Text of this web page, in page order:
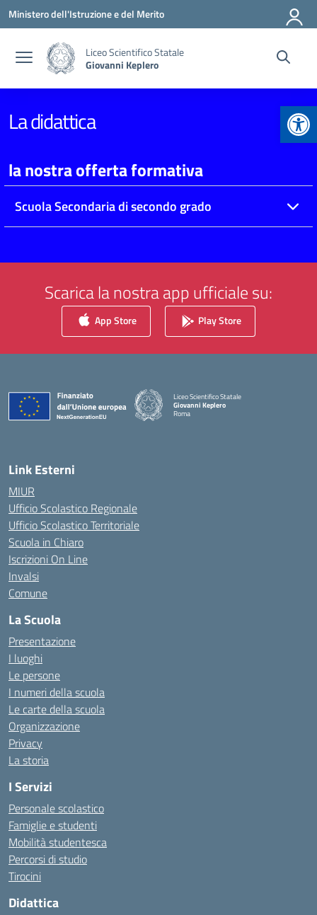
Vai ai contenuti
Vai al menu di navigazione
Vai al footer
Ministero dell'Istruzione e del Merito
Liceo Scientifico Statale
Giovanni Keplero
La didattica
la nostra offerta formativa
Scuola Secondaria di secondo grado
Scarica la nostra app ufficiale su:
App Store Play Store
Liceo Scientifico Statale
Giovanni Keplero
Roma
Link Esterni
MIUR
Ufficio Scolastico Regionale
Ufficio Scolastico Territoriale
Scuola in Chiaro
Iscrizioni On Line
Invalsi
Comune
La Scuola
Presentazione
I luoghi
Le persone
I numeri della scuola
Le carte della scuola
Organizzazione
Privacy
La storia
I Servizi
Personale scolastico
Famiglie e studenti
Mobilità studentesca
Percorsi di studio
Tirocini
Didattica